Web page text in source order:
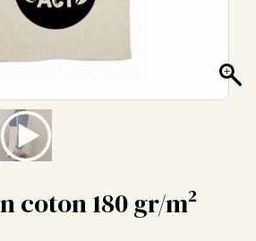
coton 180 gr/m²